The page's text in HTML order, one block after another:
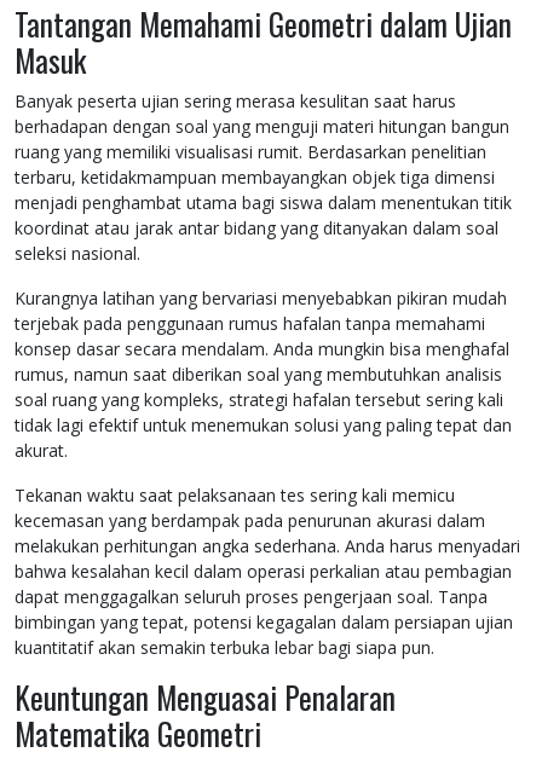
Tantangan Memahami Geometri dalam Ujian
Masuk
Banyak peserta ujian sering merasa kesulitan saat harus
berhadapan dengan soal yang menguji materi hitungan bangun
ruang yang memiliki visualisasi rumit. Berdasarkan penelitian
terbaru, ketidakmampuan membayangkan objek tiga dimensi
menjadi penghambat utama bagi siswa dalam menentukan titik
koordinat atau jarak antar bidang yang ditanyakan dalam soal
seleksi nasional.
Kurangnya latihan yang bervariasi menyebabkan pikiran mudah
terjebak pada penggunaan rumus hafalan tanpa memahami
konsep dasar secara mendalam. Anda mungkin bisa menghafal
rumus, namun saat diberikan soal yang membutuhkan analisis
soal ruang yang kompleks, strategi hafalan tersebut sering kali
tidak lagi efektif untuk menemukan solusi yang paling tepat dan
akurat.
Tekanan waktu saat pelaksanaan tes sering kali memicu
kecemasan yang berdampak pada penurunan akurasi dalam
melakukan perhitungan angka sederhana. Anda harus menyadari
bahwa kesalahan kecil dalam operasi perkalian atau pembagian
dapat menggagalkan seluruh proses pengerjaan soal. Tanpa
bimbingan yang tepat, potensi kegagalan dalam persiapan ujian
kuantitatif akan semakin terbuka lebar bagi siapa pun.
Keuntungan Menguasai Penalaran
Matematika Geometri